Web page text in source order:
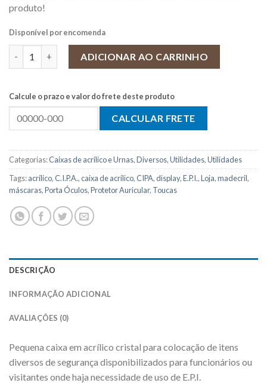
produto!
Disponível por encomenda
ADICIONAR AO CARRINHO
Calcule o prazo e valor do frete deste produto
Categorias:Caixas de acrílico e Urnas,Diversos,Utilidades,Utilidades
Tags:acrílico,C.I.P.A.,caixa de acrílico,CIPA,display,E.P.I.,Loja,madecril,
máscaras,Porta Óculos,Protetor Auricular, Toucas
DESCRIÇÃO
INFORMAÇÃO ADICIONAL
AVALIAÇÕES (0)
Pequena caixa em acrílico cristal para colocação de itens
diversos de segurança disponibilizados para funcionários ou
visitantes onde haja necessidade de uso de E.P.I.